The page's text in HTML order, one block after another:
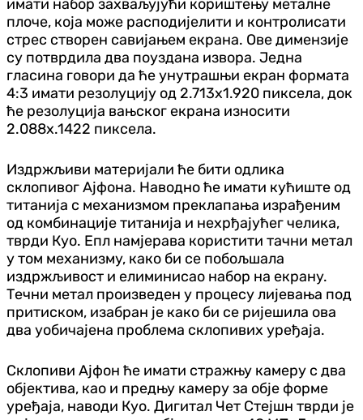
имати набор захваљујући кориштењу металне
плоче, која може расподијелити и контролисати
стрес створен савијањем екрана. Ове димензије
су потврдила два поуздана извора. Једна
гласина говори да ће унутрашњи екран формата
4:3 имати резолуцију од 2.713x1.920 пиксела, док
ће резолуција вањског екрана износити
2.088x.1422 пиксела.
Издржљиви материјали ће бити одлика
склопивог Ајфона. Наводно ће имати кућиште од
титанија с механизмом преклапања израђеним
од комбинације титанија и нехрђајућег челика,
тврди Куо. Епл намјерава користити тачни метал
у том механизму, како би се побољшала
издржљивост и елиминисао набор на екрану.
Течни метал произведен у процесу лијевања под
притиском, изабран је како би се ријешила ова
два уобичајена проблема склопивих уређаја.
Склопиви Ајфон ће имати стражњу камеру с два
објектива, као и предњу камеру за обје форме
уређаја, наводи Куо. Дигитал Чет Стејшн тврди је